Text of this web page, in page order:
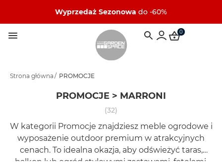
Wyprzedaż Sezonowa do -60%
0
Strona główna / PROMOCJE
PROMOCJE > MARRONI
(32)
W kategorii Promocje znajdziesz meble ogrodowe i
wyposażenie outdoor premium w atrakcyjnych
cenach. To idealna okazja, aby odświeżyć taras,
balkon lub ogród stylowymi zestawami, fotelami,